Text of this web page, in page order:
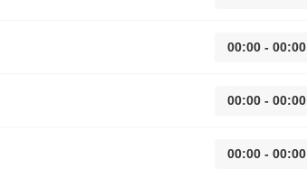
00:00 - 00:00
00:00 - 00:00
00:00 - 00:00